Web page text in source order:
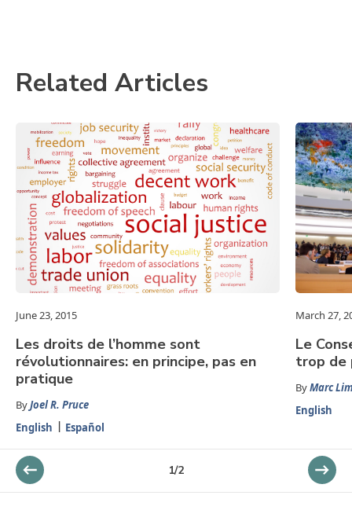
Related Articles
June 23, 2015
Les droits de l’homme sont
révolutionnaires: en principe, pas en
pratique
ByJoel R. Pruce
English
Español
March 27,
Le
trop de
ByMarc
English
1/2